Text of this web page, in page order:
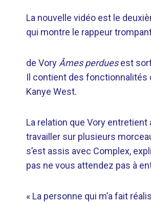
La nouvelle vidéo est le
qui montre le rappeur
de Vory Âmes perduesest
Il contient des fonctionnalités
Kanye West.
La relation que Vory
travailler sur plusieurs
s’est assis avec Complex,
pas ne vous attendez pas à
« La personne qui m’a fait